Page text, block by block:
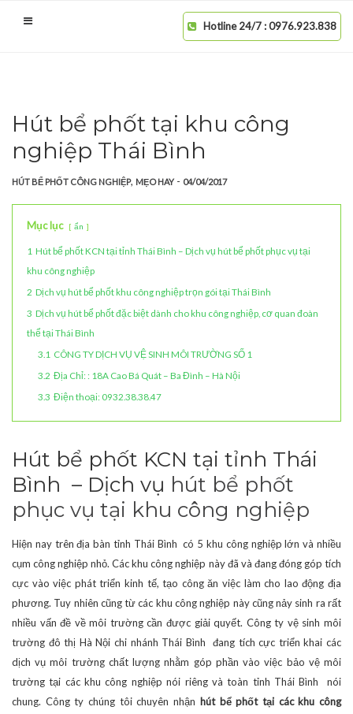
Hotline 24/7 : 0976.923.838
Hút bể phốt tại khu công
nghiệp Thái Bình
HÚT BỂ PHỐT CÔNG NGHIỆP, MẸO HAY- 04/04/2017
Mục lục ẩn
1 Hút bể phốt KCN tại tỉnh Thái Bình – Dịch vụ hút bể phốt phục vụ tại
khu công nghiệp
2 Dịch vụ hút bể phốt khu công nghiệp trọn gói tại Thái Bình
3 Dịch vụ hút bể phốt đặc biệt dành cho khu công nghiệp, cơ quan đoàn
thể tại Thái Bình
3.1 CÔNG TY DỊCH VỤ VỆ SINH MÔI TRƯỜNG SỐ 1
3.2 Địa Chỉ: : 18A Cao Bá Quát – Ba Đình – Hà Nội
3.3 Điện thoại: 0932.38.38.47
Hút bể phốt KCN tại tỉnh Thái
Bình – Dịch vụ hút bể phốt
phục vụ tại khu công nghiệp
Hiện nay trên địa bàn tỉnh Thái Bình có 5 khu công nghiệp lớn và nhiều
cụm công nghiệp nhỏ. Các khu công nghiệp này đã và đang đóng góp tích
cực vào việc phát triển kinh tế, tạo công ăn việc làm cho lao động địa
phương. Tuy nhiên cũng từ các khu công nghiệp này cũng nảy sinh ra rất
nhiều vấn đề về môi trường cần được giải quyết. Công ty vệ sinh môi
trường đô thị Hà Nội chi nhánh Thái Bình đang tích cực triển khai các
dịch vụ môi trường chất lượng nhằm góp phần vào việc bảo vệ môi
trường tại các khu công nghiệp nói riêng và toàn tỉnh Thái Bình nói
chung. Công ty chúng tôi chuyên nhận hút bể phốt tại các khu công